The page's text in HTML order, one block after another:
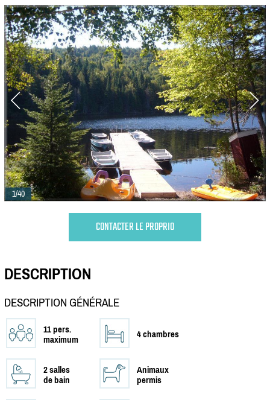
1/40
CONTACTER LE PROPRIO
DESCRIPTION
DESCRIPTION GÉNÉRALE
11 pers.
maximum
4 chambres
2 salles
de bain
Animaux
permis